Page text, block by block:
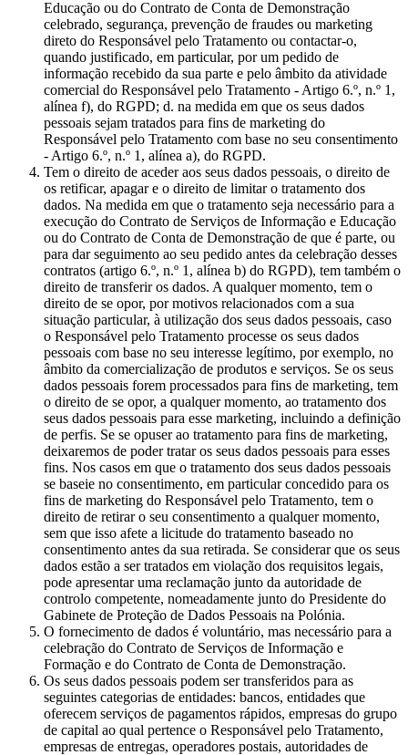
Educação ou do Contrato de Conta de Demonstração
celebrado, segurança, prevenção de fraudes ou marketing
direto do Responsável pelo Tratamento ou contactar-o,
quando justificado, em particular, por um pedido de
informação recebido da sua parte e pelo âmbito da atividade
comercial do Responsável pelo Tratamento - Artigo 6.º, n.º 1,
alínea f), do RGPD; d. na medida em que os seus dados
pessoais sejam tratados para fins de marketing do
Responsável pelo Tratamento com base no seu consentimento
- Artigo 6.º, n.º 1, alínea a), do RGPD.
Tem o direito de aceder aos seus dados pessoais, o direito de
os retificar, apagar e o direito de limitar o tratamento dos
dados. Na medida em que o tratamento seja necessário para a
execução do Contrato de Serviços de Informação e Educação
ou do Contrato de Conta de Demonstração de que é parte, ou
para dar seguimento ao seu pedido antes da celebração desses
contratos (artigo 6.º, n.º 1, alínea b) do RGPD), tem também o
direito de transferir os dados. A qualquer momento, tem o
direito de se opor, por motivos relacionados com a sua
situação particular, à utilização dos seus dados pessoais, caso
o Responsável pelo Tratamento processe os seus dados
pessoais com base no seu interesse legítimo, por exemplo, no
âmbito da comercialização de produtos e serviços. Se os seus
dados pessoais forem processados para fins de marketing, tem
o direito de se opor, a qualquer momento, ao tratamento dos
seus dados pessoais para esse marketing, incluindo a definição
de perfis. Se se opuser ao tratamento para fins de marketing,
deixaremos de poder tratar os seus dados pessoais para esses
fins. Nos casos em que o tratamento dos seus dados pessoais
se baseie no consentimento, em particular concedido para os
fins de marketing do Responsável pelo Tratamento, tem o
direito de retirar o seu consentimento a qualquer momento,
sem que isso afete a licitude do tratamento baseado no
consentimento antes da sua retirada. Se considerar que os seus
dados estão a ser tratados em violação dos requisitos legais,
pode apresentar uma reclamação junto da autoridade de
controlo competente, nomeadamente junto do Presidente do
Gabinete de Proteção de Dados Pessoais na Polónia.
O fornecimento de dados é voluntário, mas necessário para a
celebração do Contrato de Serviços de Informação e
Formação e do Contrato de Conta de Demonstração.
Os seus dados pessoais podem ser transferidos para as
seguintes categorias de entidades: bancos, entidades que
oferecem serviços de pagamentos rápidos, empresas do grupo
de capital ao qual pertence o Responsável pelo Tratamento,
empresas de entregas, operadores postais, autoridades de